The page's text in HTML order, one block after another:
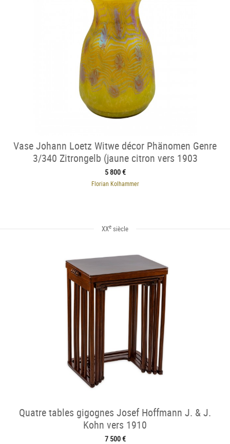
Vase Johann Loetz Witwe décor Phänomen Genre
3/340 Zitrongelb (jaune citron vers 1903
5 800 €
Florian Kolhammer
XXe siècle
Quatre tables gigognes Josef Hoffmann J. & J.
Kohn vers 1910
7 500 €